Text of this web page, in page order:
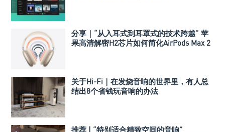
分享｜“从入耳式到耳罩式的技术跨越” 苹
果高清解密H2芯片如何简化AirPods Max 2
关于Hi-Fi｜在发烧音响的世界里，有人总
结出8个省钱玩音响的办法
推荐 | “特别适合精致空间的音响”